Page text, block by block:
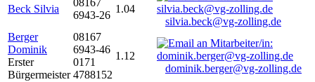
Beck Silvia
08167
6943-26
1.04
silvia.beck@vg-zolling.de
Berger
Dominik
Erster
Bürgermeister
08167
6943-46
0171
4788152
1.12
dominik.berger@vg-zolling.de